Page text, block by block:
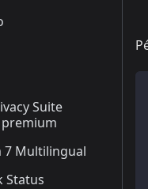
Suite
premium
7 Multilingual
Status